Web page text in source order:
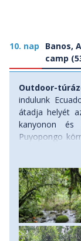
10. nap
Banos,
camp
Outdoor-
indulunk
átadja helyét
kanyonon
Puyopongo
út is
folyóparton
hangulatos
program
ahonnan